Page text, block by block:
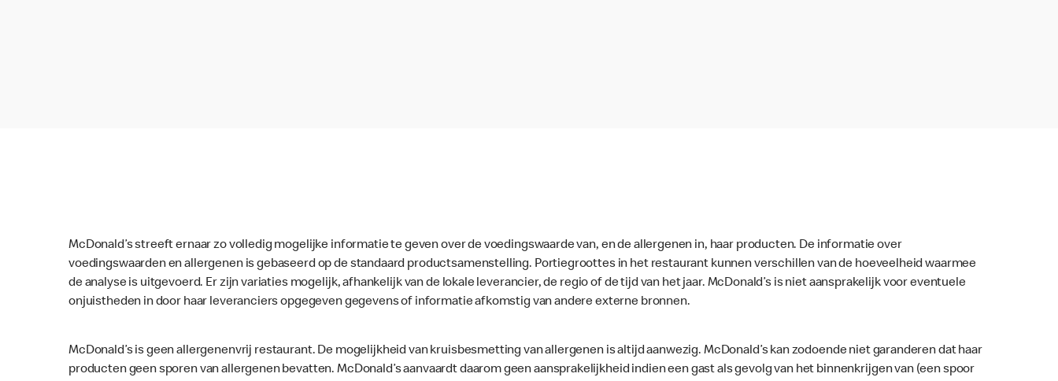
McDonald’s streeft ernaar zo volledig mogelijke informatie te geven over de voedingswaarde van, en de allergenen in, haar producten. De informatie over
voedingswaarden en allergenen is gebaseerd op de standaard productsamenstelling. Portiegroottes in het restaurant kunnen verschillen van de hoeveelheid waarmee
de analyse is uitgevoerd. Er zijn variaties mogelijk, afhankelijk van de lokale leverancier, de regio of de tijd van het jaar. McDonald’s is niet aansprakelijk voor eventuele
onjuistheden in door haar leveranciers opgegeven gegevens of informatie afkomstig van andere externe bronnen.
McDonald’s is geen allergenenvrij restaurant. De mogelijkheid van kruisbesmetting van allergenen is altijd aanwezig. McDonald’s kan zodoende niet garanderen dat haar
producten geen sporen van allergenen bevatten. McDonald’s aanvaardt daarom geen aansprakelijkheid indien een gast als gevolg van het binnenkrijgen van (een spoor